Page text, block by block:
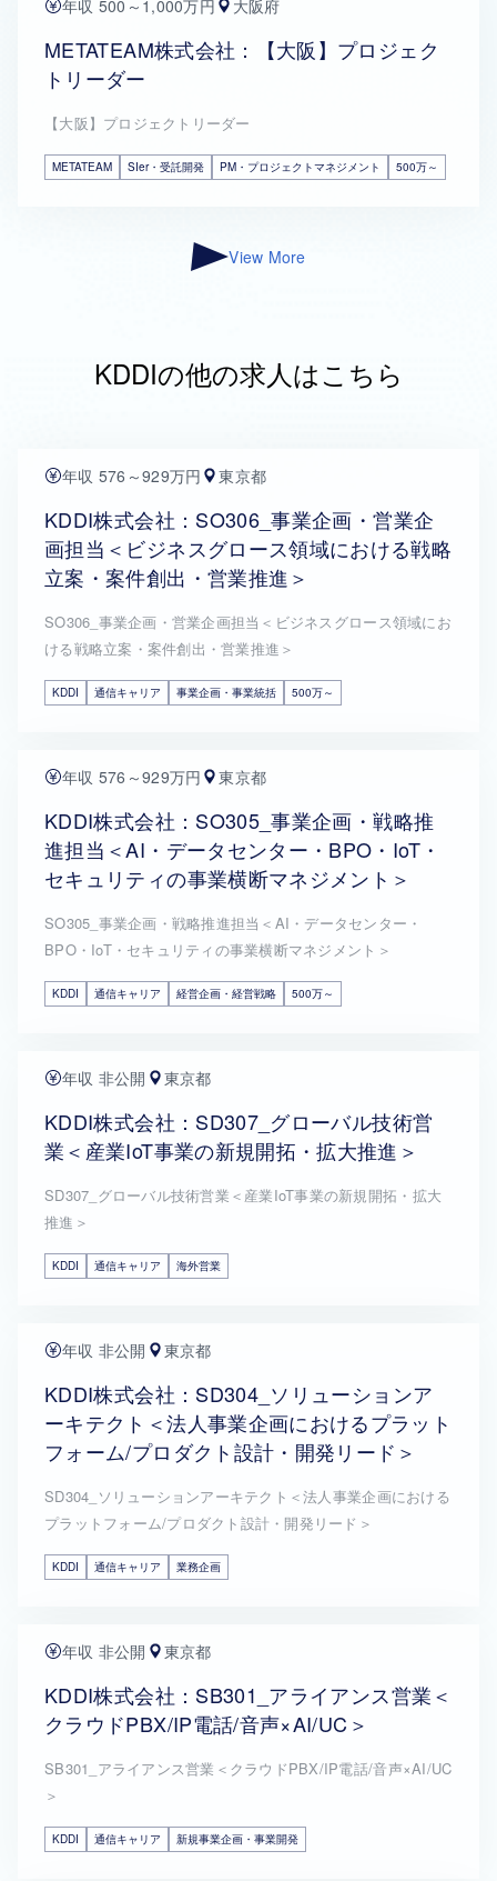
年収 500～1,000万円 大阪府
METATEAM株式会社：【大阪】プロジェク
トリーダー
【大阪】プロジェクトリーダー
METATEAM SIer・受託開発 PM・プロジェクトマネジメント 500万～
View More
KDDIの他の求人はこちら
年収 576～929万円 東京都
KDDI株式会社：SO306_事業企画・営業企
画担当＜ビジネスグロース領域における戦略
立案・案件創出・営業推進＞
SO306_事業企画・営業企画担当＜ビジネスグロース領域にお
ける戦略立案・案件創出・営業推進＞
KDDI 通信キャリア 事業企画・事業統括 500万～
年収 576～929万円 東京都
KDDI株式会社：SO305_事業企画・戦略推
進担当＜AI・データセンター・BPO・IoT・
セキュリティの事業横断マネジメント＞
SO305_事業企画・戦略推進担当＜AI・データセンター・
BPO・IoT・セキュリティの事業横断マネジメント＞
KDDI 通信キャリア 経営企画・経営戦略 500万～
年収 非公開 東京都
KDDI株式会社：SD307_グローバル技術営
業＜産業IoT事業の新規開拓・拡大推進＞
SD307_グローバル技術営業＜産業IoT事業の新規開拓・拡大
推進＞
KDDI 通信キャリア 海外営業
年収 非公開 東京都
KDDI株式会社：SD304_ソリューションア
ーキテクト＜法人事業企画におけるプラット
フォーム/プロダクト設計・開発リード＞
SD304_ソリューションアーキテクト＜法人事業企画における
プラットフォーム/プロダクト設計・開発リード＞
KDDI 通信キャリア 業務企画
年収 非公開 東京都
KDDI株式会社：SB301_アライアンス営業＜
クラウドPBX/IP電話/音声×AI/UC＞
SB301_アライアンス営業＜クラウドPBX/IP電話/音声×AI/UC
＞
KDDI 通信キャリア 新規事業企画・事業開発